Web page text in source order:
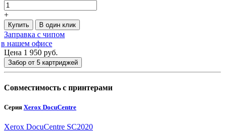
+
Купить В один клик
Заправка с чипом
в нашем офисе
Цена 1 950 руб.
Забор от 5 картриджей
Совместимость с принтерами
Серия Xerox DocuCentre
Xerox DocuCentre SC2020